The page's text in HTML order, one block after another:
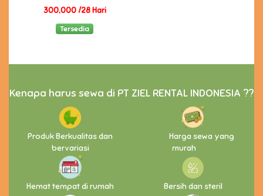
300,000 /28 Hari
Tersedia
Kenapa harus sewa di PT ZIEL RENTAL INDONESIA ??
Produk Berkualitas dan
bervariasi
Harga sewa yang
murah
Hemat tempat di rumah Bersih dan steril